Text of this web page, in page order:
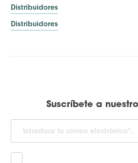
Distribuidores
Distribuidores
Suscríbete a